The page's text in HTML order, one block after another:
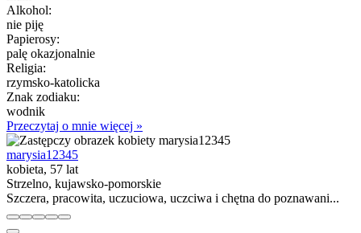
Alkohol:
nie piję
Papierosy:
palę okazjonalnie
Religia:
rzymsko-katolicka
Znak zodiaku:
wodnik
Przeczytaj o mnie więcej »
marysia12345
kobieta, 57 lat
Strzelno, kujawsko-pomorskie
Szczera, pracowita, uczuciowa, uczciwa i chętna do poznawani...